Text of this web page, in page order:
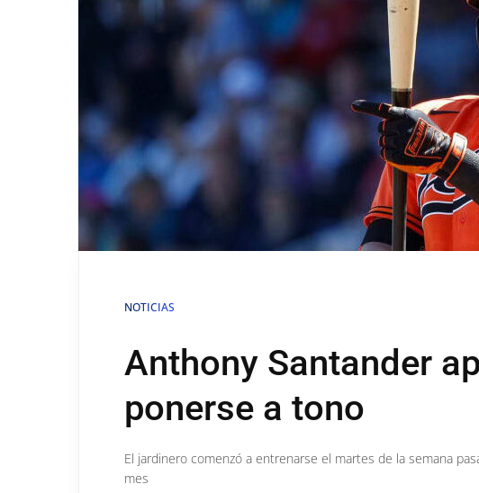
NOTICIAS
Anthony Santander
ponerse a tono
El jardinero comenzó a entrenarse el martes de la semana
mes